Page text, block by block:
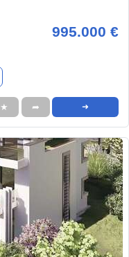
995.000 €
★ ➦ ➜